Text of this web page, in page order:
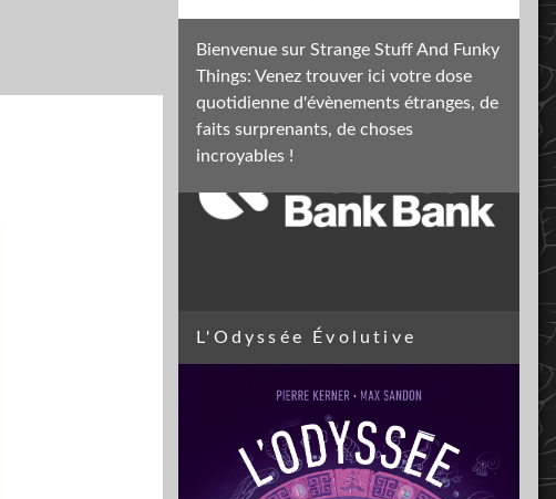
Bienvenue sur Strange Stuff And Funky
Things: Venez trouver ici votre dose
quotidienne d'évènements étranges, de
faits surprenants, de choses
incroyables !
Soutenez mon activité
L'Odyssée Évolutive